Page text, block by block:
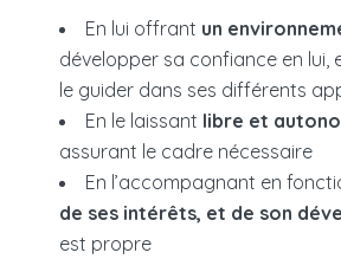
En lui offrant un
développer sa confiance en
le guider dans ses différents
En le laissant libre et
assurant le cadre nécessaire
En l’accompagnant en
de ses intérêts, et de son
est propre